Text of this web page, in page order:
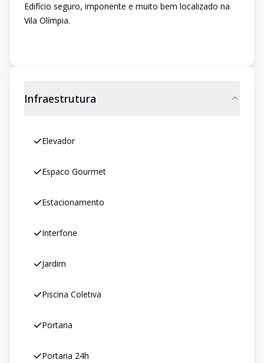
Edifício seguro, imponente e muito bem localizado na
Vila Olímpia.
Infraestrutura
Elevador
Espaco Gourmet
Estacionamento
Interfone
Jardim
Piscina Coletiva
Portaria
Portaria 24h